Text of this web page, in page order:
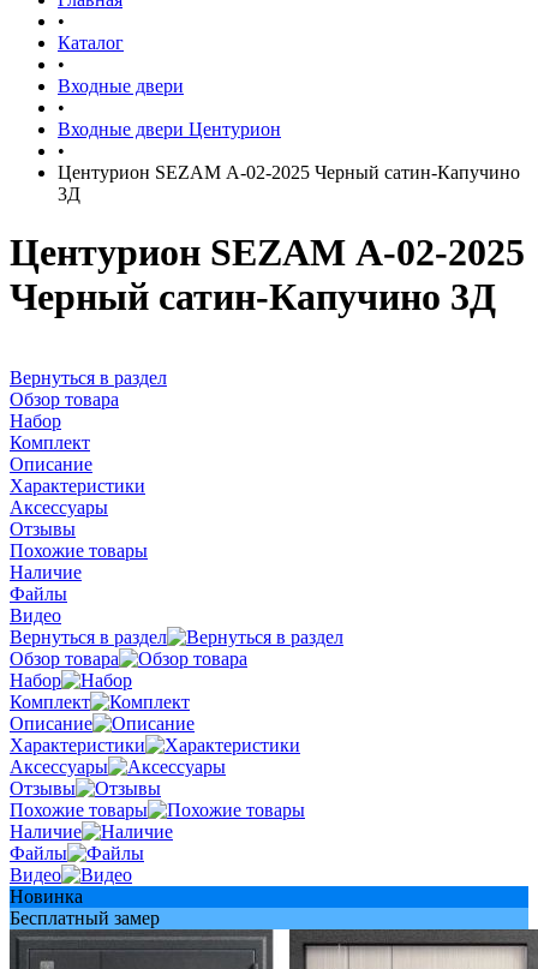
•
Каталог
•
Входные двери
•
Входные двери Центурион
•
Центурион SEZAM А-02-2025 Черный сатин-Капучино
3Д
Центурион SEZAM А-02-2025
Черный сатин-Капучино 3Д
Вернуться в раздел
Обзор товара
Набор
Комплект
Описание
Характеристики
Аксессуары
Отзывы
Похожие товары
Наличие
Файлы
Видео
Вернуться в раздел
Обзор товара
Набор
Комплект
Описание
Характеристики
Аксессуары
Отзывы
Похожие товары
Наличие
Файлы
Видео
Новинка
Бесплатный замер